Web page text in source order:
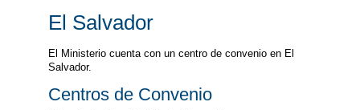
El Salvador
El Ministerio cuenta con un centro de convenio en El
Salvador.
Centros de Convenio